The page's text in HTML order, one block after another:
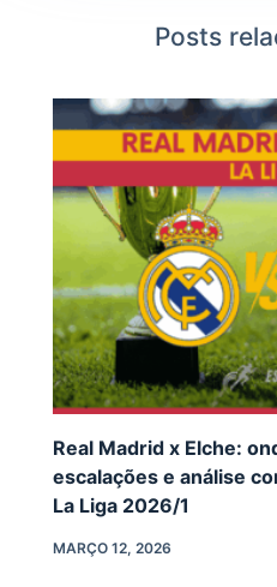
Posts
Real Madrid x Elche:
escalações e análise
La Liga 2026/1
MARÇO 12, 2026